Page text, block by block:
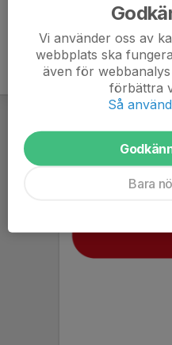
Vi använder oss av
webbplats ska
även för
förbättra
Så
Bara